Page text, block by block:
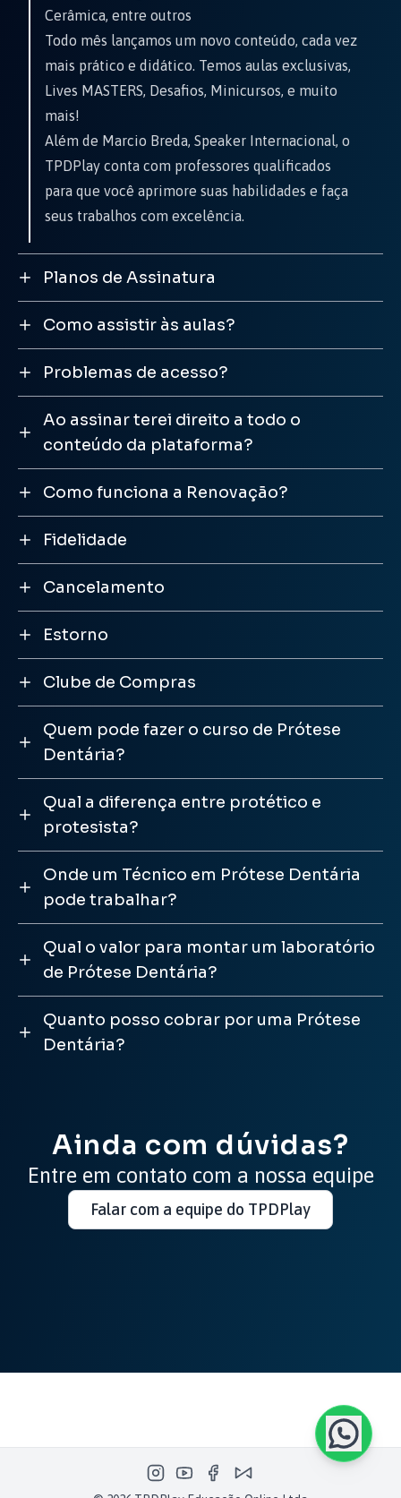
Cerâmica, entre outros
Todo mês lançamos um novo conteúdo, cada vez
mais prático e didático. Temos aulas exclusivas,
Lives MASTERS, Desafios, Minicursos, e muito
mais!
Além de Marcio Breda, Speaker Internacional, o
TPDPlay conta com professores qualificados
para que você aprimore suas habilidades e faça
seus trabalhos com excelência.
Planos de Assinatura
Como assistir às aulas?
Problemas de acesso?
Ao assinar terei direito a todo o
conteúdo da plataforma?
Como funciona a Renovação?
Fidelidade
Cancelamento
Estorno
Clube de Compras
Quem pode fazer o curso de Prótese
Dentária?
Qual a diferença entre protético e
protesista?
Onde um Técnico em Prótese Dentária
pode trabalhar?
Qual o valor para montar um laboratório
de Prótese Dentária?
Quanto posso cobrar por uma Prótese
Dentária?
Ainda com dúvidas?
Entre em contato com a nossa equipe
Falar com a equipe do TPDPlay